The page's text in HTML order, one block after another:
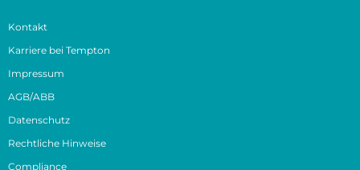
Kontakt
Karriere bei Tempton
Impressum
AGB/ABB
Datenschutz
Rechtliche Hinweise
Compliance